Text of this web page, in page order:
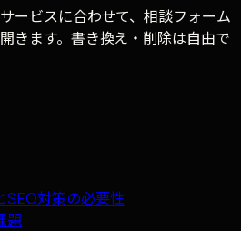
ービスに合わせて、相談フォーム
きます。書き換え・削除は自由で
SEO対策の必要性
題